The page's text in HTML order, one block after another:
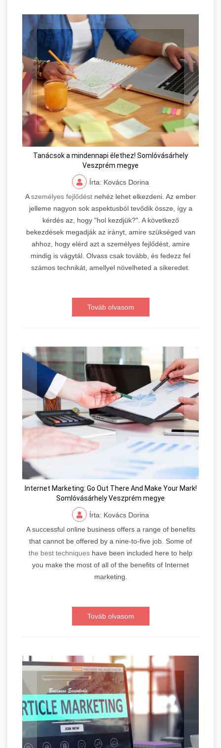
Tanácsok a mindennapi élethez! Somlóvásárhely
Veszprém megye
Írta: Kovács Dorina
Aszemélyes fejlődést nehéz lehet elkezdeni. Az ember
jelleme nagyon sok aspektusból tevődik össze, így a
kérdés az, hogy "hol kezdjük?". A következő
bekezdések megadják az irányt, amire szükséged van
ahhoz, hogy elérd azt a személyes fejlődést, amire
mindig is vágytál. Olvass csak tovább, és fedezz fel
számos technikát, amellyel növelheted a sikeredet.
Továb olvasom
Internet Marketing: Go Out There And Make Your Mark!
Somlóvásárhely Veszprém megye
Írta: Kovács Dorina
A successful online business offers a range of benefits
that cannot be offered by a nine-to-five job. Some of
the best techniques have been included here to help
you make the most of all of the benefits of Internet
marketing.
Továb olvasom